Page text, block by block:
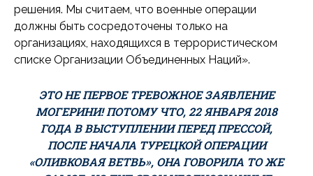
решения. Мы считаем, что военные операции
должны быть сосредоточены только на
организациях, находящихся в террористическом
списке Организации Объединенных Наций».
ЭТО НЕ ПЕРВОЕ ТРЕВОЖНОЕ ЗАЯВЛЕНИЕ
МОГЕРИНИ! ПОТОМУ ЧТО, 22 ЯНВАРЯ 2018
ГОДА В ВЫСТУПЛЕНИИ ПЕРЕД ПРЕССОЙ,
ПОСЛЕ НАЧАЛА ТУРЕЦКОЙ ОПЕРАЦИИ
«ОЛИВКОВАЯ ВЕТВЬ», ОНА ГОВОРИЛА ТО ЖЕ